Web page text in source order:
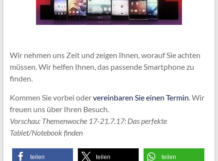
Wir nehmen uns Zeit und zeigen Ihnen, worauf Sie achten
müssen. Wir helfen Ihnen, das passende Smartphone zu
finden.
Kommen Sie vorbei odervereinbaren Sie einen Termin. Wir
freuen uns über Ihren Besuch.
Vorschau: Themenwoche 17-21.7.17: Das perfekte
Tablet/Notebook finden
teilen teilen teilen